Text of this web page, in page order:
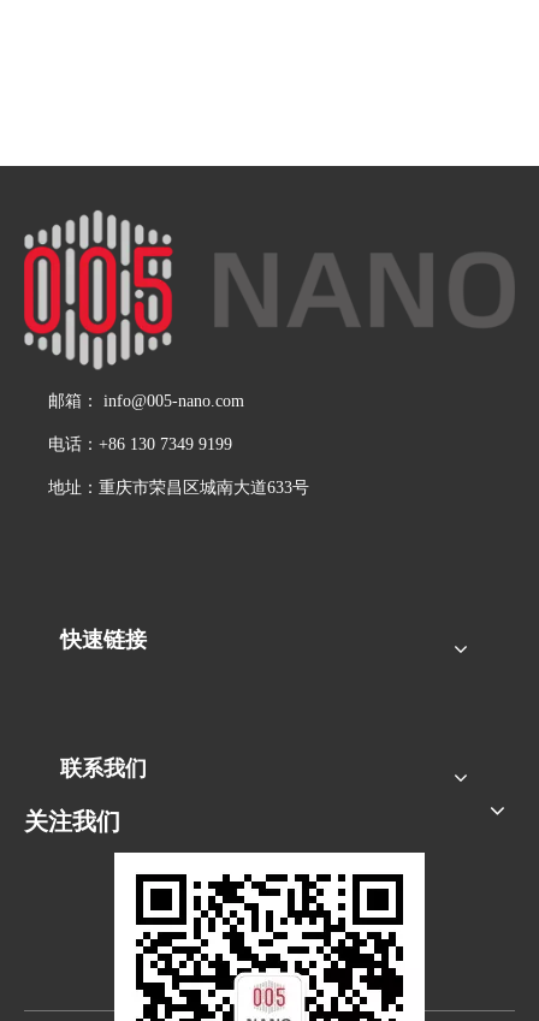
邮箱： info@005-nano.com
电话：+86 130 7349 9199
地址：重庆市荣昌区城南大道633号
快速链接
联系我们
关注我们